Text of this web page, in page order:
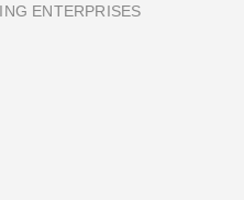
ENTERPRISES